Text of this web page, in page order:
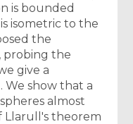
is bounded
isometric to the
the
probing the
give a
. We show that a
almost
Llarull's theorem